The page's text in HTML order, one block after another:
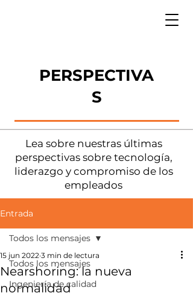
PERSPECTIVA
S
Lea sobre nuestras últimas
perspectivas sobre tecnología,
liderazgo y compromiso de los
empleados
Entrada
Todos los mensajes
Ingeniería de calidad
Todos los mensajes
Nearshoring: la nueva
normalidad
15 jun 2022 3 min de lectura